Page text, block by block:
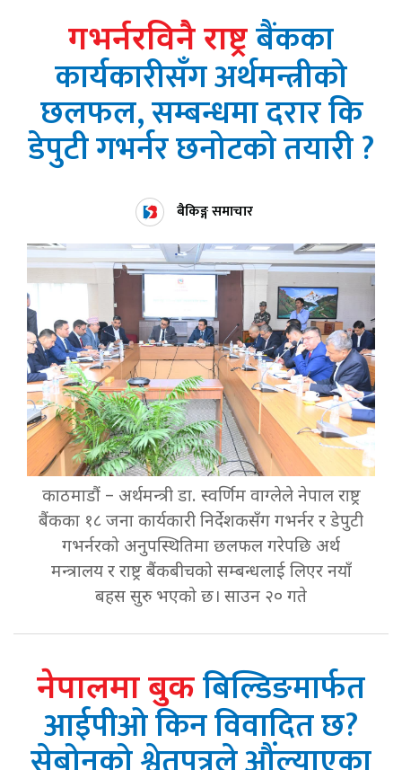
गभर्नरविनै राष्ट्रबैंकका
कार्यकारीसँग अर्थमन्त्रीको
छलफल, सम्बन्धमा दरार कि
डेपुटी गभर्नर छनोटको तयारी ?
बैकिङ्ग समाचार
काठमाडौं – अर्थमन्त्री डा. स्वर्णिम वाग्लेले नेपाल राष्ट्र
बैंकका १८ जना कार्यकारी निर्देशकसँग गभर्नर र डेपुटी
गभर्नरको अनुपस्थितिमा छलफल गरेपछि अर्थ
मन्त्रालय र राष्ट्र बैंकबीचको सम्बन्धलाई लिएर नयाँ
बहस सुरु भएको छ। साउन २० गते
नेपालमा बुकबिल्डिङमार्फत
आईपीओ किन विवादित छ?